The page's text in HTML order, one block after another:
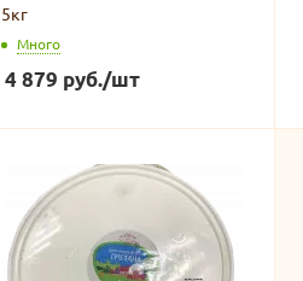
5кг
Много
4 879 руб./шт